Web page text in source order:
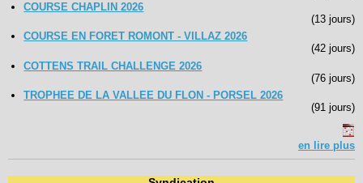
COURSE CHAPLIN 2026
(13 jours)
COURSE EN FORET ROMONT - VILLAZ 2026
(42 jours)
COTTENS TRAIL CHALLENGE 2026
(76 jours)
TROPHEE DE LA VALLEE DU FLON - PORSEL 2026
(91 jours)
en lire plus